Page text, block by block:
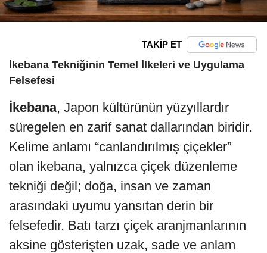
TAKİP ET
İkebana Tekniğinin Temel İlkeleri ve Uygulama
Felsefesi
İkebana, Japon kültürünün yüzyıllardır
süregelen en zarif sanat dallarından biridir.
Kelime anlamı “canlandırılmış çiçekler”
olan ikebana, yalnızca çiçek düzenleme
tekniği değil; doğa, insan ve zaman
arasındaki uyumu yansıtan derin bir
felsefedir. Batı tarzı çiçek aranjmanlarının
aksine gösterişten uzak, sade ve anlam